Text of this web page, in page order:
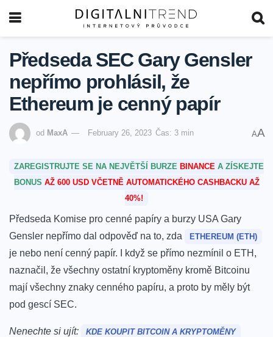
Předseda SEC Gary Gensler
nepřímo prohlásil, že
Ethereum je cenný papír
od MaxA February 26, 2023 Čas: 3 min AA
ZAREGISTRUJTE SE NA NEJVĚTŠÍ BURZE BINANCE A ZÍSKEJTE
BONUS AŽ 600 USD VČETNĚ AUTOMATICKÉHO CASHBACKU AŽ
40%!
Předseda Komise pro cenné papíry a burzy USA Gary
Gensler nepřímo dal odpověď na to, zda
ETHEREUM (ETH)
je nebo není cenný papír. I když se přímo nezmínil o ETH,
naznačil, že všechny ostatní kryptoměny kromě Bitcoinu
mají všechny znaky cenného papíru, a proto by měly být
pod gescí SEC.
Nenechte si ujít: KDE KOUPIT BITCOIN A KRYPTOMĚNY